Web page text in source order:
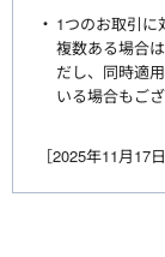
1つのお取引に
複数ある場合
だし、同時適
いる場合もご
［2025年11月17